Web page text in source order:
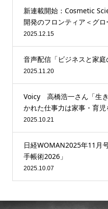
新連載開始：Cosmetic
開発のフロンティア＜グ
2025.12.15
音声配信「ビジネスと家
2025.11.20
Voicy 高橋浩一さん「生
かれた仕事力は家事・育
2025.10.21
日経WOMAN2025年11月
手帳術2026」
2025.10.07